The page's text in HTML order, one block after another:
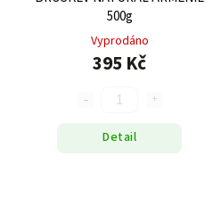
500g
Vyprodáno
395 Kč
Detail